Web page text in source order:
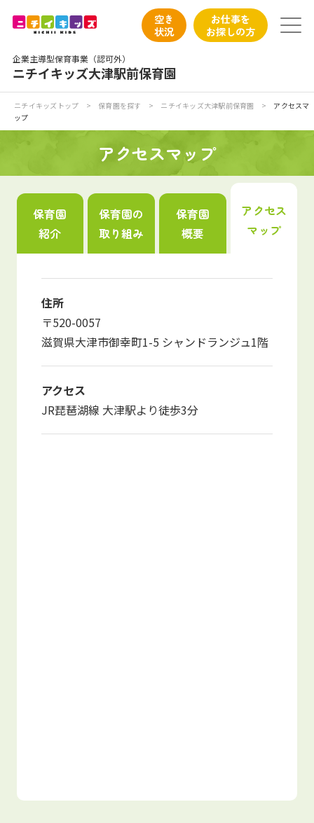
企業主導型保育事業（認可外）
ニチイキッズ大津駅前保育園
空き
状況
お仕事を
お探しの方
ニチイが大切にしていること
保育園見学
入園の概要
写真販売サービス
お仕事をお探しの方
よくあるご質問
ニチイキッズトップ > 保育園を探す > ニチイキッズ大津駅前保育園 >
アクセスマ
ップ
アクセスマップ
保育園
紹介
保育園の
取り組み
保育園
概要
アクセス
マップ
住所
〒520-0057
滋賀県大津市御幸町1-5 シャンドランジュ1階
アクセス
JR琵琶湖線 大津駅より徒歩3分